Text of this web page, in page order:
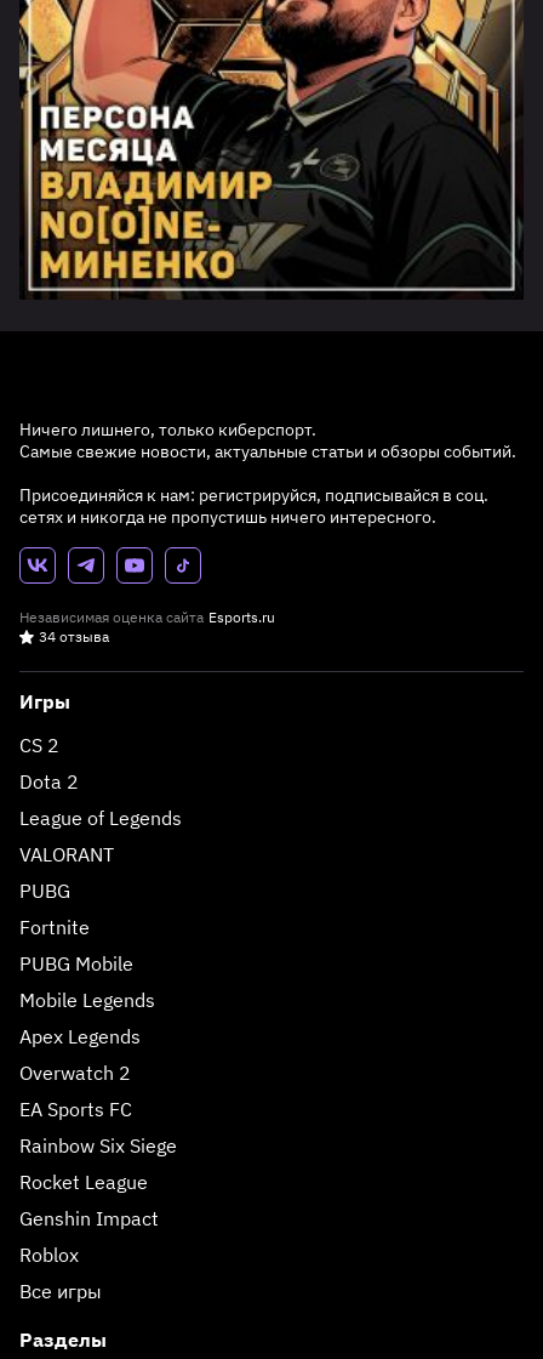
Ничего лишнего, только киберспорт.
Самые свежие новости, актуальные статьи и обзоры событий.
Присоединяйся к нам: регистрируйся, подписывайся в соц.
сетях и никогда не пропустишь ничего интересного.
Независимая оценка сайта Esports.ru
34 отзыва
Игры
CS 2
Dota 2
League of Legends
VALORANT
PUBG
Fortnite
PUBG Mobile
Mobile Legends
Apex Legends
Overwatch 2
EA Sports FC
Rainbow Six Siege
Rocket League
Genshin Impact
Roblox
Все игры
Разделы